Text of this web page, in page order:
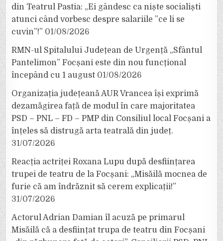
din Teatrul Pastia: „Ei gândesc ca niște socialiști
atunci când vorbesc despre salariile ”ce li se
cuvin”!” 01/08/2026
RMN-ul Spitalului Județean de Urgență „Sfântul
Pantelimon” Focșani este din nou funcțional
începând cu 1 august 01/08/2026
Organizația județeană AUR Vrancea își exprimă
dezamăgirea față de modul în care majoritatea
PSD – PNL – FD – PMP din Consiliul local Focșani a
înțeles să distrugă arta teatrală din județ.
31/07/2026
Reacția actriței Roxana Lupu după desființarea
trupei de teatru de la Focșani: „Misăilă mocnea de
furie că am îndrăznit să cerem explicații!”
31/07/2026
Actorul Adrian Damian îl acuză pe primarul
Misăilă că a desființat trupa de teatru din Focșani